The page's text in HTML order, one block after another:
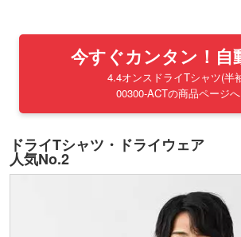
今すぐカンタン！自
4.4オンスドライTシャツ(半
00300-ACTの商品ページへ
ドライTシャツ・ドライウェア
人気No.2